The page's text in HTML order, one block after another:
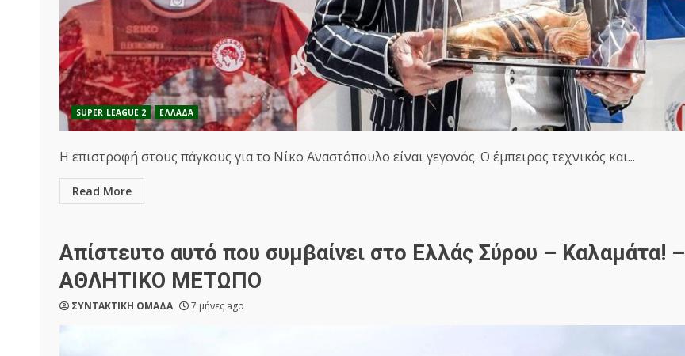
SUPER LEAGUE 2 ΕΛΛΑΔΑ
Η επιστροφή στους πάγκους για το Νίκο Αναστόπουλο είναι γεγονός. Ο έμπειρος τεχνικός και...
Read More
Απίστευτο αυτό που συμβαίνει στο Ελλάς Σύρου – Καλαμάτα! –
ΑΘΛΗΤΙΚΟ ΜΕΤΩΠΟ
ΣΥΝΤΑΚΤΙΚΗ ΟΜΑΔΑ 7 μήνες ago